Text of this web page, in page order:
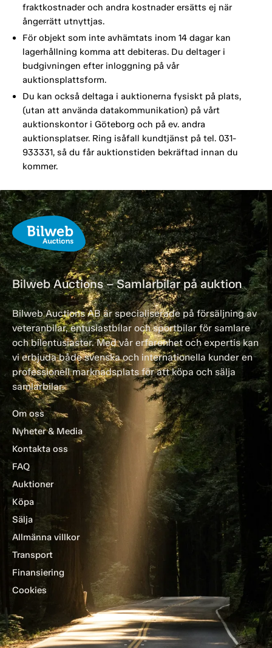
fraktkostnader och andra kostnader ersätts ej när
ångerrätt utnyttjas.
För objekt som inte avhämtats inom 14 dagar kan
lagerhållning komma att debiteras. Du deltager i
budgivningen efter inloggning på vår
auktionsplattsform.
Du kan också deltaga i auktionerna fysiskt på plats,
(utan att använda datakommunikation) på vårt
auktionskontor i Göteborg och på ev. andra
auktionsplatser. Ring isåfall kundtjänst på tel. 031-
933331, så du får auktionstiden bekräftad innan du
kommer.
Bilweb Auctions – Samlarbilar på auktion
Bilweb Auctions AB är specialiserade på försäljning av
veteranbilar, entusiastbilar och sportbilar för samlare
och bilentusiaster. Med vår erfarenhet och expertis kan
vi erbjuda både svenska och internationella kunder en
professionell marknadsplats för att köpa och sälja
samlarbilar.
Om oss
Nyheter & Media
Kontakta oss
FAQ
Auktioner
Köpa
Sälja
Allmänna villkor
Transport
Finansiering
Cookies